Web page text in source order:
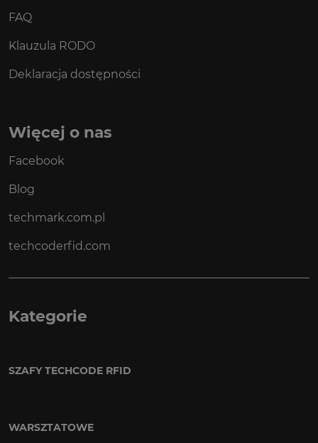
FAQ
Klauzula RODO
Deklaracja dostępności
Więcej o nas
Facebook
Blog
techmark.com.pl
techcoderfid.com
Kategorie
SZAFY TECHCODE RFID
WARSZTATOWE